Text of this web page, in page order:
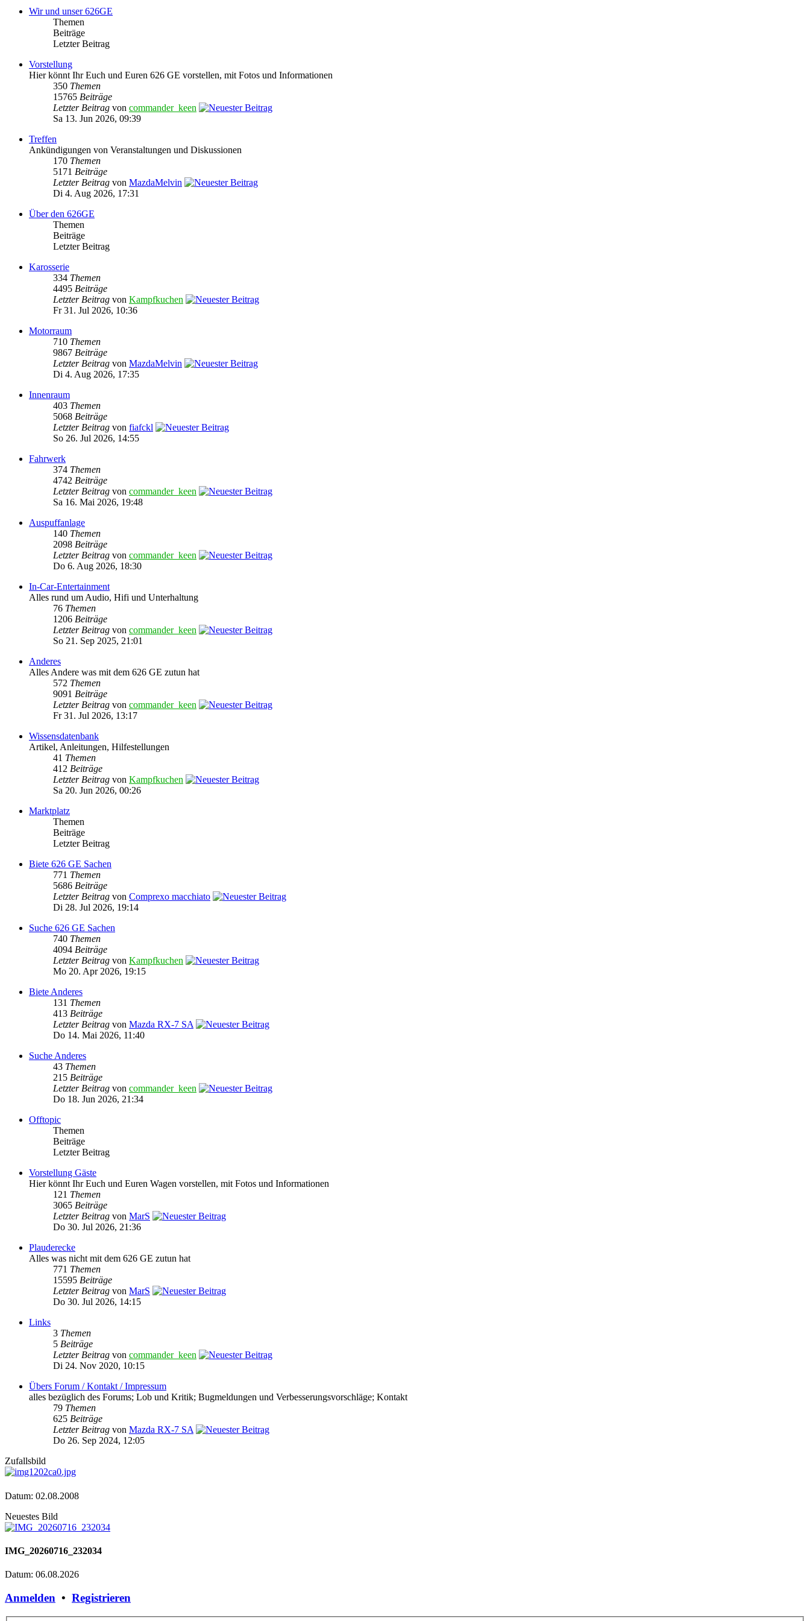
Wir und unser 626GE
Themen
Beiträge
Letzter Beitrag
Vorstellung
Hier könnt Ihr Euch und Euren 626 GE vorstellen, mit Fotos und Informationen
350 Themen
15765 Beiträge
Letzter Beitrag von commander_keen
Sa 13. Jun 2026, 09:39
Treffen
Ankündigungen von Veranstaltungen und Diskussionen
170 Themen
5171 Beiträge
Letzter Beitrag von MazdaMelvin
Di 4. Aug 2026, 17:31
Über den 626GE
Themen
Beiträge
Letzter Beitrag
Karosserie
334 Themen
4495 Beiträge
Letzter Beitrag von Kampfkuchen
Fr 31. Jul 2026, 10:36
Motorraum
710 Themen
9867 Beiträge
Letzter Beitrag von MazdaMelvin
Di 4. Aug 2026, 17:35
Innenraum
403 Themen
5068 Beiträge
Letzter Beitrag von fiafckl
So 26. Jul 2026, 14:55
Fahrwerk
374 Themen
4742 Beiträge
Letzter Beitrag von commander_keen
Sa 16. Mai 2026, 19:48
Auspuffanlage
140 Themen
2098 Beiträge
Letzter Beitrag von commander_keen
Do 6. Aug 2026, 18:30
In-Car-Entertainment
Alles rund um Audio, Hifi und Unterhaltung
76 Themen
1206 Beiträge
Letzter Beitrag von commander_keen
So 21. Sep 2025, 21:01
Anderes
Alles Andere was mit dem 626 GE zutun hat
572 Themen
9091 Beiträge
Letzter Beitrag von commander_keen
Fr 31. Jul 2026, 13:17
Wissensdatenbank
Artikel, Anleitungen, Hilfestellungen
41 Themen
412 Beiträge
Letzter Beitrag von Kampfkuchen
Sa 20. Jun 2026, 00:26
Marktplatz
Themen
Beiträge
Letzter Beitrag
Biete 626 GE Sachen
771 Themen
5686 Beiträge
Letzter Beitrag von Comprexo macchiato
Di 28. Jul 2026, 19:14
Suche 626 GE Sachen
740 Themen
4094 Beiträge
Letzter Beitrag von Kampfkuchen
Mo 20. Apr 2026, 19:15
Biete Anderes
131 Themen
413 Beiträge
Letzter Beitrag von Mazda RX-7 SA
Do 14. Mai 2026, 11:40
Suche Anderes
43 Themen
215 Beiträge
Letzter Beitrag von commander_keen
Do 18. Jun 2026, 21:34
Offtopic
Themen
Beiträge
Letzter Beitrag
Vorstellung Gäste
Hier könnt Ihr Euch und Euren Wagen vorstellen, mit Fotos und Informationen
121 Themen
3065 Beiträge
Letzter Beitrag von MarS
Do 30. Jul 2026, 21:36
Plauderecke
Alles was nicht mit dem 626 GE zutun hat
771 Themen
15595 Beiträge
Letzter Beitrag von MarS
Do 30. Jul 2026, 14:15
Links
3 Themen
5 Beiträge
Letzter Beitrag von commander_keen
Di 24. Nov 2020, 10:15
Übers Forum / Kontakt / Impressum
alles bezüglich des Forums; Lob und Kritik; Bugmeldungen und Verbesserungsvorschläge; Kontakt
79 Themen
625 Beiträge
Letzter Beitrag von Mazda RX-7 SA
Do 26. Sep 2024, 12:05
Zufallsbild
Datum: 02.08.2008
Neuestes Bild
IMG_20260716_232034
Datum: 06.08.2026
Anmelden • Registrieren